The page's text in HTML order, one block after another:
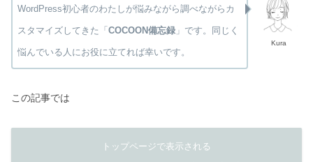
Kura
WordPress初心者のわたしが悩みながら調べながらカ
スタマイズしてきた「 COCOON備忘録 」です。同じく
悩んでいる人にお役に立てれば幸いです。
この記事では
トップページで表示される